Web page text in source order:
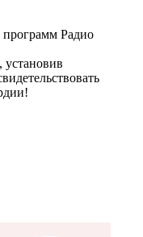
Радио
установив